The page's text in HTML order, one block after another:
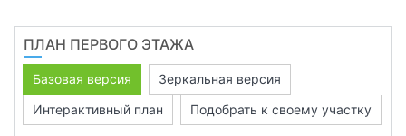
ПЛАН ПЕРВОГО ЭТАЖА
Базовая версия
Зеркальная версия
Интерактивный план
Подобрать к своему участку